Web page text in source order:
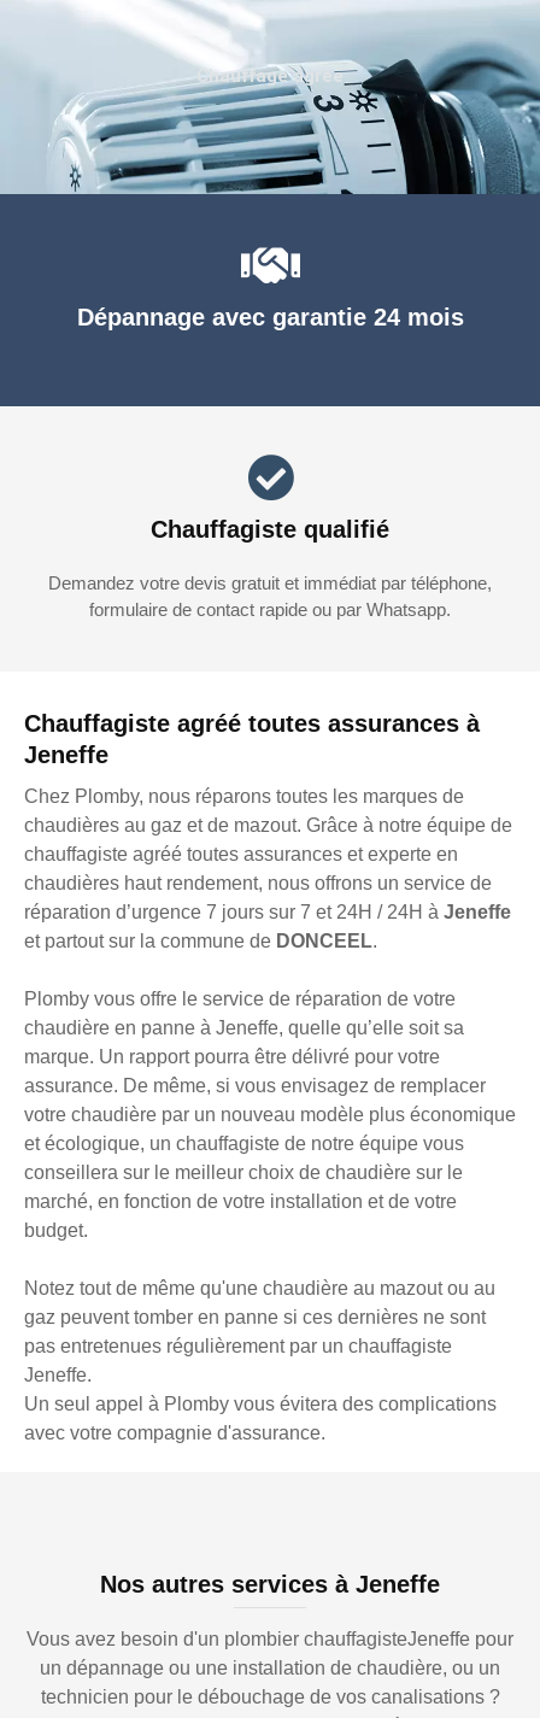
Chauffagiste agréé toutes assurances à
Jeneffe
Chez Plomby, nous réparons toutes les marques de
chaudières au gaz et de mazout. Grâce à notre équipe de
chauffagiste agréé toutes assurances et experte en
chaudières haut rendement, nous offrons un service de
réparation d’urgence 7 jours sur 7 et 24H / 24H à Jeneffe
et partout sur la commune de DONCEEL.
Plomby vous offre le service de réparation de votre
chaudière en panne à Jeneffe, quelle qu’elle soit sa
marque. Un rapport pourra être délivré pour votre
assurance. De même, si vous envisagez de remplacer
votre chaudière par un nouveau modèle plus économique
et écologique, un chauffagiste de notre équipe vous
conseillera sur le meilleur choix de chaudière sur le
marché, en fonction de votre installation et de votre
budget.
Notez tout de même qu'une chaudière au mazout ou au
gaz peuvent tomber en panne si ces dernières ne sont
pas entretenues régulièrement par un chauffagiste
Jeneffe.
Un seul appel à Plomby vous évitera des complications
avec votre compagnie d'assurance.
Dépannage avec garantie 24 mois
Chauffagiste qualifié
Demandez votre devis gratuit et immédiat par téléphone,
formulaire de contact rapide ou par Whatsapp.
Chauffage agréé
Nos autres services à Jeneffe
Vous avez besoin d'un plombier chauffagisteJeneffe pour
un dépannage ou une installation de chaudière, ou un
technicien pour le débouchage de vos canalisations ?